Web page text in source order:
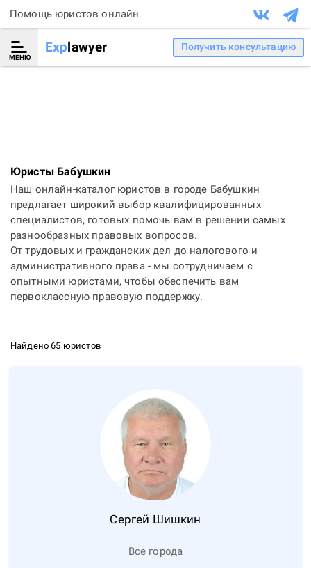
Помощь юристов онлайн
МЕНЮ
Explawyer Получить консультацию
Юристы Бабушкин
Наш онлайн-каталог юристов в городе Бабушкин
предлагает широкий выбор квалифицированных
специалистов, готовых помочь вам в решении самых
разнообразных правовых вопросов.
От трудовых и гражданских дел до налогового и
административного права - мы сотрудничаем с
опытными юристами, чтобы обеспечить вам
первоклассную правовую поддержку.
Найдено 65 юристов
Сергей Шишкин
Все города